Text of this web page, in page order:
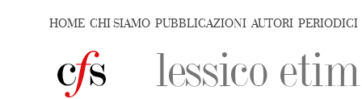
HOME CHI SIAMO PUBBLICAZIONI AUTORI PERIODICI